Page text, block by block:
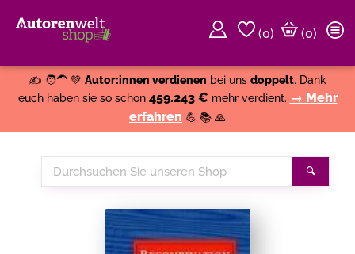
(0)
(0)
✍️ 🧑‍🦱 💚 Autor:innen verdienen bei uns doppelt. Dank
euch haben sie so schon 459.243 € mehr verdient. → Mehr
erfahren 💪 📚 🙏
Durchsuchen
Sie